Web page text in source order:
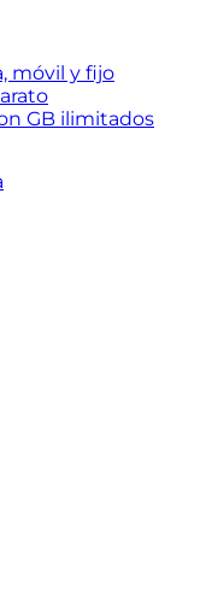
móvil y fijo
GB ilimitados